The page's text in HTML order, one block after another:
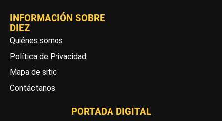
INFORMACIÓN SOBRE
DIEZ
Quiénes somos
Política de Privacidad
Mapa de sitio
Contáctanos
PORTADA DIGITAL